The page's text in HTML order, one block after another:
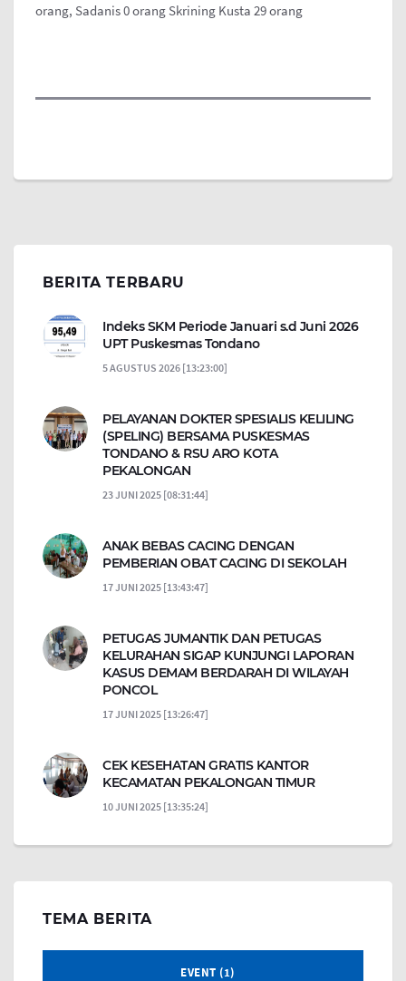
orang, Sadanis 0 orang Skrining Kusta 29 orang
BERITA TERBARU
Indeks SKM Periode Januari s.d Juni 2026
UPT Puskesmas Tondano
5 AGUSTUS 2026 [13:23:00]
PELAYANAN DOKTER SPESIALIS KELILING
(SPELING) BERSAMA PUSKESMAS
TONDANO & RSU ARO KOTA
PEKALONGAN
23 JUNI 2025 [08:31:44]
ANAK BEBAS CACING DENGAN
PEMBERIAN OBAT CACING DI SEKOLAH
17 JUNI 2025 [13:43:47]
PETUGAS JUMANTIK DAN PETUGAS
KELURAHAN SIGAP KUNJUNGI LAPORAN
KASUS DEMAM BERDARAH DI WILAYAH
PONCOL
17 JUNI 2025 [13:26:47]
CEK KESEHATAN GRATIS KANTOR
KECAMATAN PEKALONGAN TIMUR
10 JUNI 2025 [13:35:24]
TEMA BERITA
EVENT (1)